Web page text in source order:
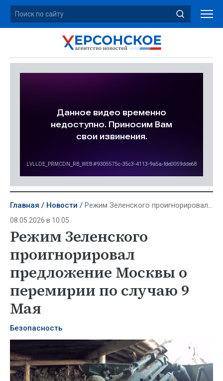
Главная Новости Режим Зеленского проигнорировал предложение Москвы о перемирии по случаю 9 Мая
08.05.2026 в 10:05
Режим Зеленского
проигнорировал
предложение Москвы о
перемирии по случаю 9
Мая
Безопасность